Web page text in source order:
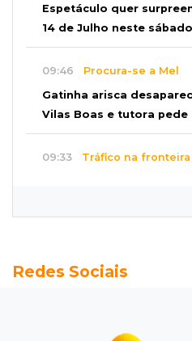
Espetáculo quer
14 de Julho neste sábado
09:46 Procura-se a Mel
Gatinha arisca
Vilas Boas e tutora pede
09:33 Tráfico na fronteira
Artesanato de MS entra
Atenção
Redes Sociais